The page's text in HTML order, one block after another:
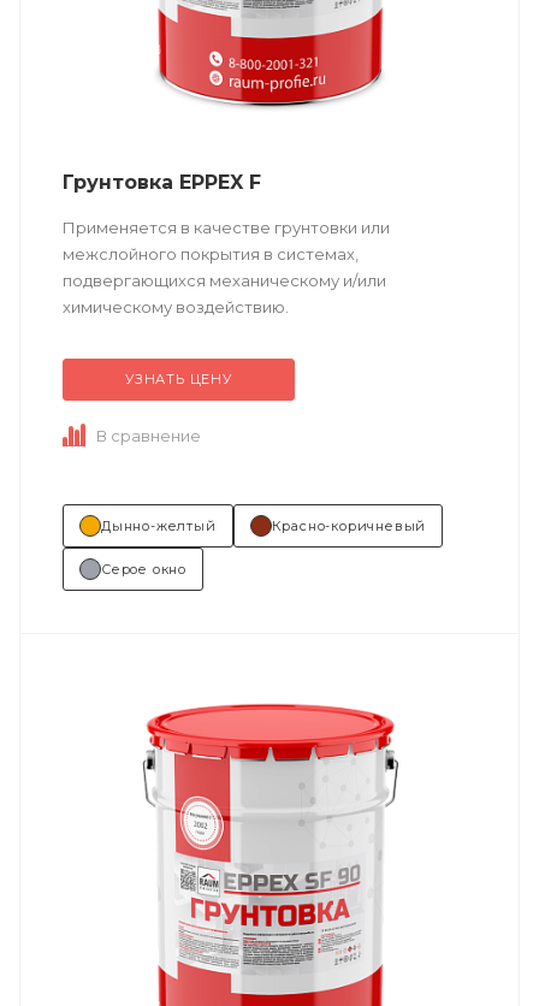
Грунтовка EPPEX F
Применяется в качестве грунтовки или
межслойного покрытия в системах,
подвергающихся механическому и/или
химическому воздействию.
УЗНАТЬ ЦЕНУ
В сравнение
Дынно-желтый Красно-коричневый
Серое окно